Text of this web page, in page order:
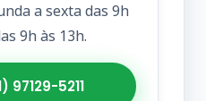
a sexta das 9h
9h às 13h.
5211